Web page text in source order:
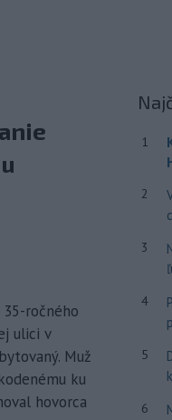
ročného
ulici v
Muž
ku
hovorca
1
2
3
4
5
6